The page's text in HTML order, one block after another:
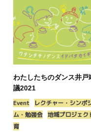
わたしたちのダンス井戸
議2021
Event
レクチャー・シンポ
ム・勉強会 地域プロジェク
育